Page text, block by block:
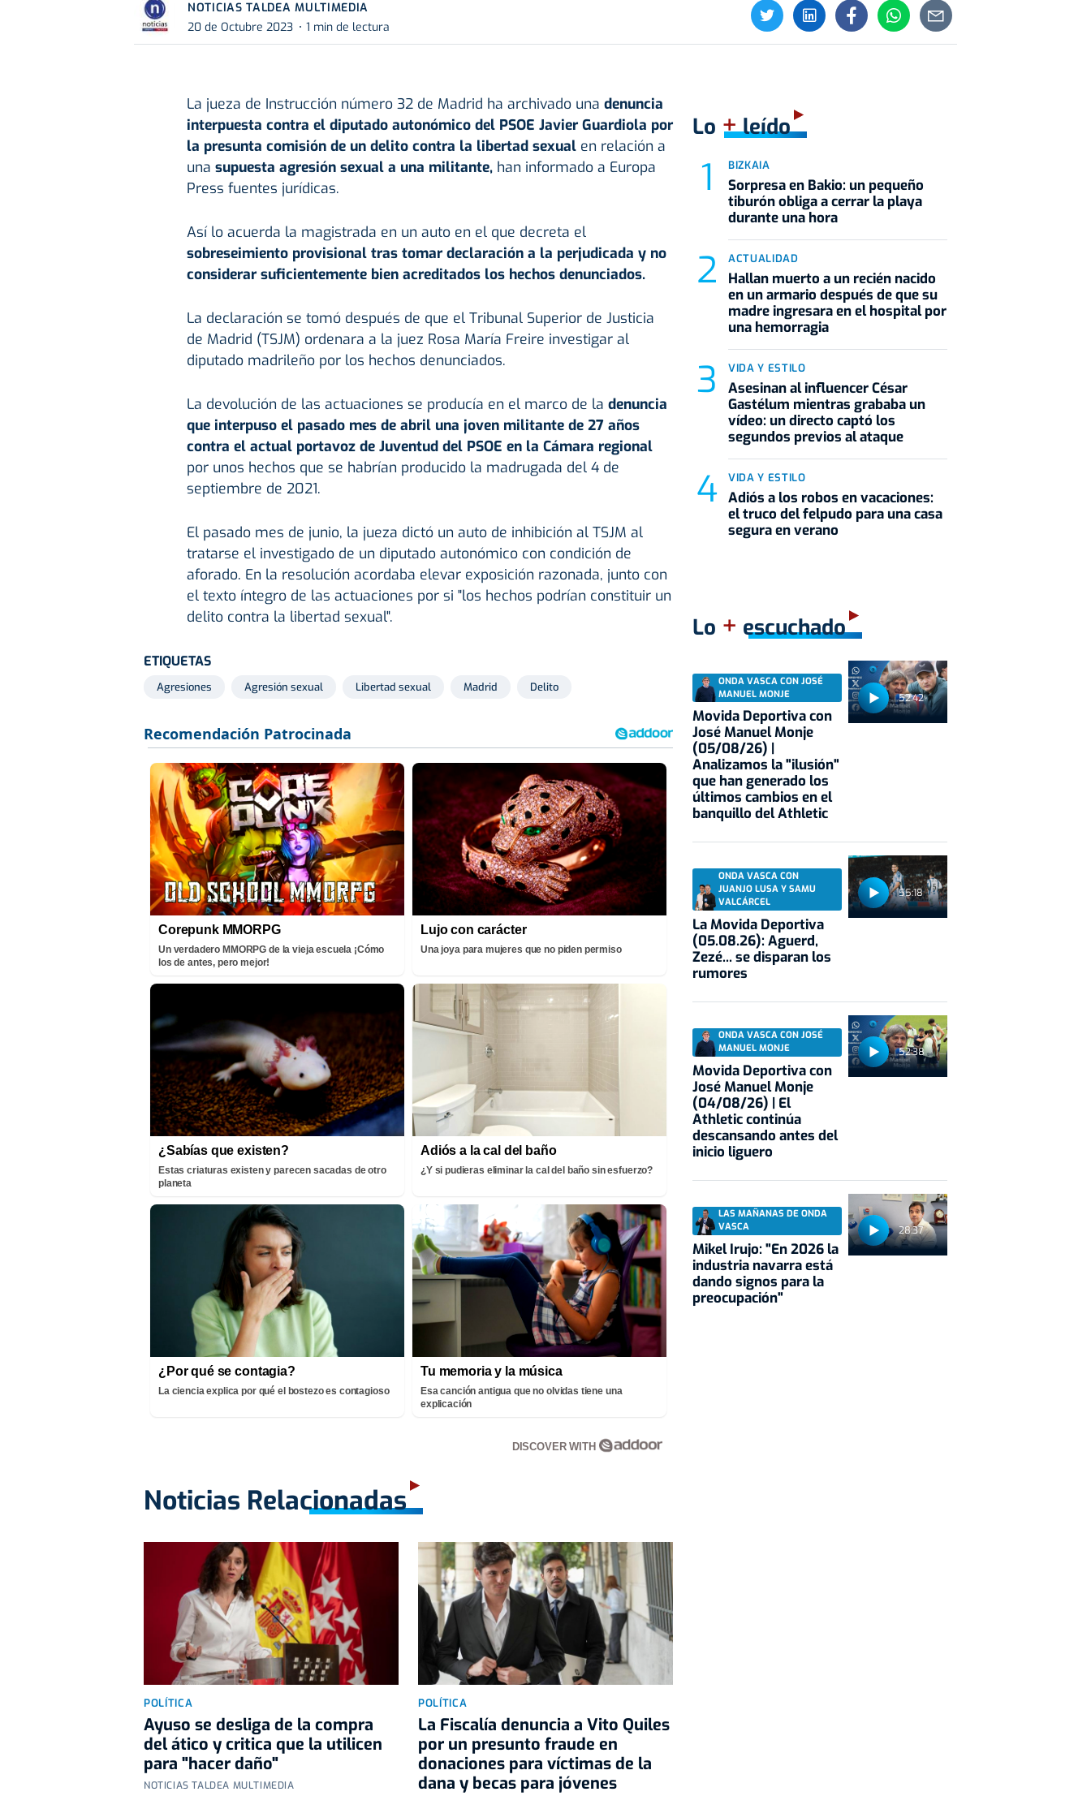
NOTICIAS TALDEA MULTIMEDIA
20 de Octubre 2023
1 min de lectura
La jueza de Instrucción número 32 de Madrid ha archivado una denuncia
interpuesta contra el diputado autonómico del PSOE Javier Guardiola por
la presunta comisión de un delito contra la libertad sexualen relación a
una supuesta agresión sexual a una militante,han informado a Europa
Press fuentes jurídicas.
Así lo acuerda la magistrada en un auto en el que decreta el
sobreseimiento provisional tras tomar declaración a la perjudicada y no
considerar suficientemente bien acreditados los hechos denunciados.
La declaración se tomó después de que el Tribunal Superior de Justicia
de Madrid (TSJM) ordenara a la juez Rosa María Freire investigar al
diputado madrileño por los hechos denunciados.
La devolución de las actuaciones se producía en el marco de la denuncia
que interpuso el pasado mes de abril una joven militante de 27 años
contra el actual portavoz de Juventud del PSOE en la Cámara regional
por unos hechos que se habrían producido la madrugada del 4 de
septiembre de 2021.
El pasado mes de junio, la jueza dictó un auto de inhibición al TSJM al
tratarse el investigado de un diputado autonómico con condición de
aforado. En la resolución acordaba elevar exposición razonada, junto con
el texto íntegro de las actuaciones por si "los hechos podrían constituir un
delito contra la libertad sexual".
ETIQUETAS
Agresiones Agresión sexual Libertad sexual Madrid Delito
Corepunk MMORPG
Un verdadero MMORPG de la vieja escuela ¡Cómo
los de antes, pero mejor!
Lujo con carácter
Una joya para mujeres que no piden permiso
¿Sabías que existen?
Estas criaturas existen y parecen sacadas de otro
planeta
Adiós a la cal del baño
¿Y si pudieras eliminar la cal del baño sin esfuerzo?
¿Por qué se contagia?
La ciencia explica por qué el bostezo es contagioso
Tu memoria y la música
Esa canción antigua que no olvidas tiene una
explicación
DISCOVER WITH
Noticias Relacionadas
POLÍTICA
Ayuso se desliga de la compra
del ático y critica que la utilicen
para "hacer daño"
NOTICIAS TALDEA MULTIMEDIA
POLÍTICA
La Fiscalía denuncia a Vito Quiles
por un presunto fraude en
donaciones para víctimas de la
dana y becas para jóvenes
Lo +leído
BIZKAIA
Sorpresa en Bakio: un pequeño
tiburón obliga a cerrar la playa
durante una hora
ACTUALIDAD
Hallan muerto a un recién nacido
en un armario después de que su
madre ingresara en el hospital por
una hemorragia
VIDA Y ESTILO
Asesinan al influencer César
Gastélum mientras grababa un
vídeo: un directo captó los
segundos previos al ataque
VIDA Y ESTILO
Adiós a los robos en vacaciones:
el truco del felpudo para una casa
segura en verano
Lo + escuchado
52:42
ONDA VASCA CON JOSÉ
MANUEL MONJE
Movida Deportiva con
José Manuel Monje
(05/08/26) |
Analizamos la "ilusión"
que han generado los
últimos cambios en el
banquillo del Athletic
55:18
ONDA VASCA CON
JUANJO LUSA Y SAMU
VALCÁRCEL
La Movida Deportiva
(05.08.26): Aguerd,
Zezé... se disparan los
rumores
52:38
ONDA VASCA CON JOSÉ
MANUEL MONJE
Movida Deportiva con
José Manuel Monje
(04/08/26) | El
Athletic continúa
descansando antes del
inicio liguero
28:37
LAS MAÑANAS DE ONDA
VASCA
Mikel Irujo: "En 2026 la
industria navarra está
dando signos para la
preocupación"